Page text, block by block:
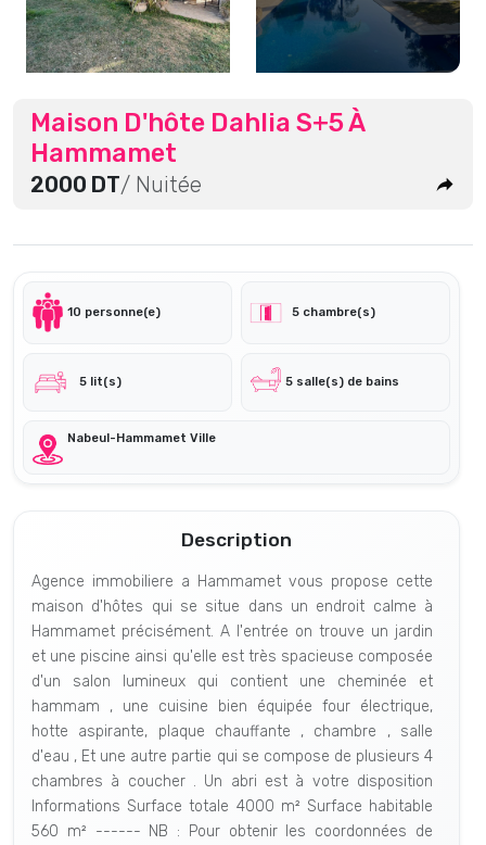
Maison D'hôte Dahlia S+5 À
Hammamet
2000 DT/ Nuitée
10 personne(e) 5 chambre(s)
5 lit(s) 5 salle(s) de bains
Nabeul-Hammamet Ville
Description
Agence immobiliere a Hammamet vous propose cette
maison d'hôtes qui se situe dans un endroit calme à
Hammamet précisément. A l'entrée on trouve un jardin
et une piscine ainsi qu'elle est très spacieuse composée
d'un salon lumineux qui contient une cheminée et
hammam , une cuisine bien équipée four électrique,
hotte aspirante, plaque chauffante , chambre , salle
d'eau , Et une autre partie qui se compose de plusieurs 4
chambres à coucher . Un abri est à votre disposition
Informations Surface totale 4000 m² Surface habitable
560 m² ------ NB : Pour obtenir les coordonnées de